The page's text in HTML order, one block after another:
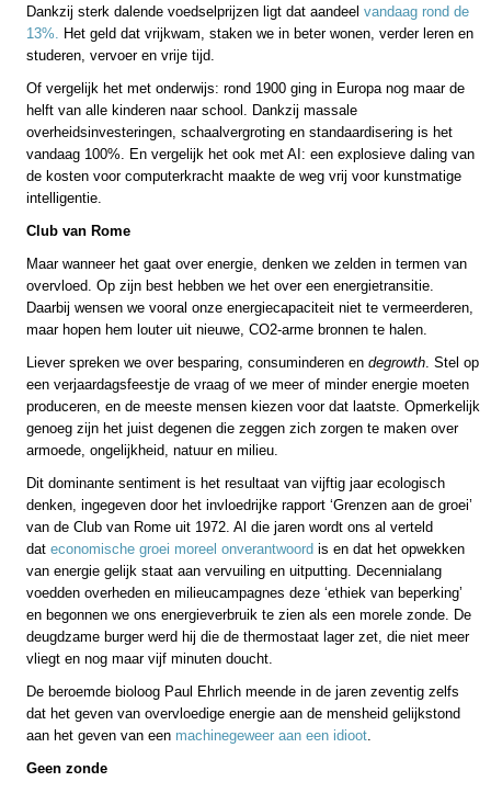
Dankzij sterk dalende voedselprijzen ligt dat aandeel vandaag rond de
13%. Het geld dat vrijkwam, staken we in beter wonen, verder leren en
studeren, vervoer en vrije tijd.
Of vergelijk het met onderwijs: rond 1900 ging in Europa nog maar de
helft van alle kinderen naar school. Dankzij massale
overheidsinvesteringen, schaalvergroting en standaardisering is het
vandaag 100%. En vergelijk het ook met AI: een explosieve daling van
de kosten voor computerkracht maakte de weg vrij voor kunstmatige
intelligentie.
Club van Rome
Maar wanneer het gaat over energie, denken we zelden in termen van
overvloed. Op zijn best hebben we het over een energietransitie.
Daarbij wensen we vooral onze energiecapaciteit niet te vermeerderen,
maar hopen hem louter uit nieuwe, CO2-arme bronnen te halen.
Liever spreken we over besparing, consuminderen en degrowth. Stel op
een verjaardagsfeestje de vraag of we meer of minder energie moeten
produceren, en de meeste mensen kiezen voor dat laatste. Opmerkelijk
genoeg zijn het juist degenen die zeggen zich zorgen te maken over
armoede, ongelijkheid, natuur en milieu.
Dit dominante sentiment is het resultaat van vijftig jaar ecologisch
denken, ingegeven door het invloedrijke rapport ‘Grenzen aan de groei’
van de Club van Rome uit 1972. Al die jaren wordt ons al verteld
dat economische groei moreel onverantwoord is en dat het opwekken
van energie gelijk staat aan vervuiling en uitputting. Decennialang
voedden overheden en milieucampagnes deze ‘ethiek van beperking’
en begonnen we ons energieverbruik te zien als een morele zonde. De
deugdzame burger werd hij die de thermostaat lager zet, die niet meer
vliegt en nog maar vijf minuten doucht.
De beroemde bioloog Paul Ehrlich meende in de jaren zeventig zelfs
dat het geven van overvloedige energie aan de mensheid gelijkstond
aan het geven van een machinegeweer aan een idioot.
Geen zonde